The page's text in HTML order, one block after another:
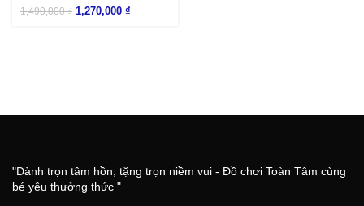
1,490,000₫ 1,270,000 ₫
"Dành trọn tâm hồn, tặng trọn niềm vui - Đồ chơi Toàn Tâm cùng
bé yêu thưởng thức "